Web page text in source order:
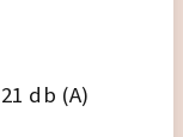
db (A)